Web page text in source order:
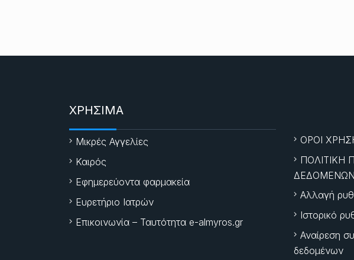
ΧΡΗΣΙΜΑ
Μικρές Αγγελίες
Καιρός
Εφημερεύοντα φαρμακεία
Ευρετήριο Ιατρών
Επικοινωνία – Ταυτότητα e-almyros.gr
ΟΡΟΙ
ΠΟΛΙΤΙΚΗ
ΔΕΔΟΜΕΝΩΝ
Αλλαγή
Ιστορικό
Αναίρεση
δεδομένων